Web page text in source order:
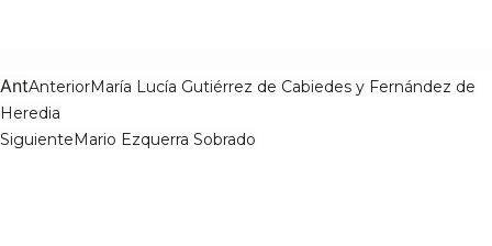
AntAnteriorMaría Lucía Gutiérrez de Cabiedes y Fernández de
Heredia
SiguienteMario Ezquerra Sobrado